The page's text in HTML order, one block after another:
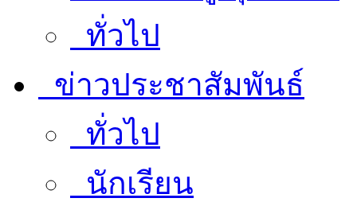
ทั่วไป
ข่าวประชาสัมพันธ์
ทั่วไป
นักเรียน